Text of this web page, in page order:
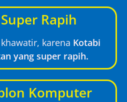
Rapih
karena Kotabi
yang super rapih.
Komputer